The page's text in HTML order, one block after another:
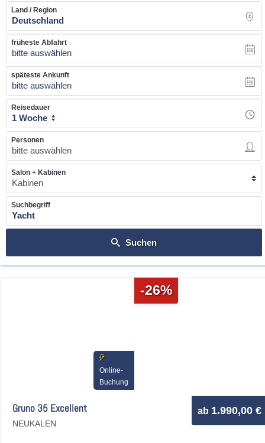
Land / Region
früheste Abfahrt
bitte auswählen
späteste Ankunft
bitte auswählen
Reisedauer
1 Woche
Personen
Salon + Kabinen
Suchbegriff
Suchen
-26%
Online-
Buchung
Gruno 35 Excellent
NEUKALEN
ab 1.990,00 €